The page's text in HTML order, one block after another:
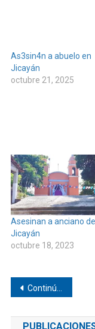
As3sin4n a abuelo en
Jicayán
octubre 21, 2025
Asesinan a anciano de
Jicayán
octubre 18, 2023
Navegación
de
Continúa tomada la agencia de Cerro de la Esperanza (Chivo) de Pinotepa